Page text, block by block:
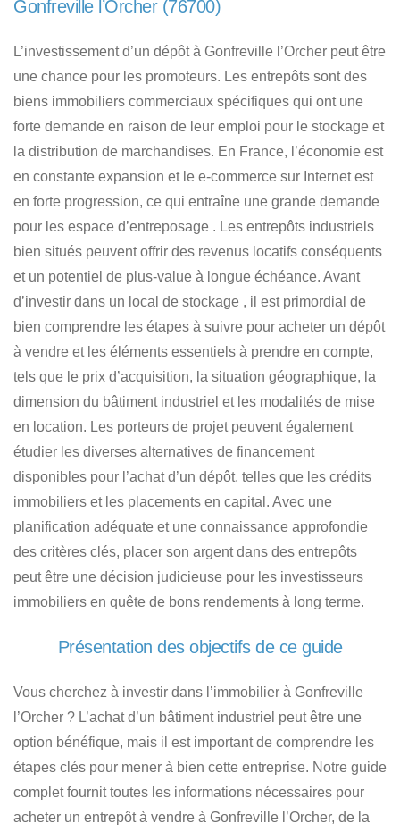
Gonfreville l’Orcher (76700)
L’investissement d’un dépôt à Gonfreville l’Orcher peut être
une chance pour les promoteurs. Les entrepôts sont des
biens immobiliers commerciaux spécifiques qui ont une
forte demande en raison de leur emploi pour le stockage et
la distribution de marchandises. En France, l’économie est
en constante expansion et le e-commerce sur Internet est
en forte progression, ce qui entraîne une grande demande
pour les espace d’entreposage . Les entrepôts industriels
bien situés peuvent offrir des revenus locatifs conséquents
et un potentiel de plus-value à longue échéance. Avant
d’investir dans un local de stockage , il est primordial de
bien comprendre les étapes à suivre pour acheter un dépôt
à vendre et les éléments essentiels à prendre en compte,
tels que le prix d’acquisition, la situation géographique, la
dimension du bâtiment industriel et les modalités de mise
en location. Les porteurs de projet peuvent également
étudier les diverses alternatives de financement
disponibles pour l’achat d’un dépôt, telles que les crédits
immobiliers et les placements en capital. Avec une
planification adéquate et une connaissance approfondie
des critères clés, placer son argent dans des entrepôts
peut être une décision judicieuse pour les investisseurs
immobiliers en quête de bons rendements à long terme.
Présentation des objectifs de ce guide
Vous cherchez à investir dans l’immobilier à Gonfreville
l’Orcher ? L’achat d’un bâtiment industriel peut être une
option bénéfique, mais il est important de comprendre les
étapes clés pour mener à bien cette entreprise. Notre guide
complet fournit toutes les informations nécessaires pour
acheter un entrepôt à vendre à Gonfreville l’Orcher, de la